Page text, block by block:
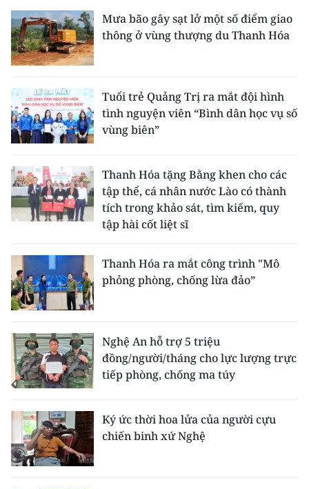
Mưa bão gây sạt lở một số điểm giao
thông ở vùng thượng du Thanh Hóa
Tuổi trẻ Quảng Trị ra mắt đội hình
tình nguyện viên “Bình dân học vụ số
vùng biên”
Thanh Hóa tặng Bằng khen cho các
tập thể, cá nhân nước Lào có thành
tích trong khảo sát, tìm kiếm, quy
tập hài cốt liệt sĩ
Thanh Hóa ra mắt công trình "Mô
phỏng phòng, chống lừa đảo”
Nghệ An hỗ trợ 5 triệu
đồng/người/tháng cho lực lượng trực
tiếp phòng, chống ma túy
Ký ức thời hoa lửa của người cựu
chiến binh xứ Nghệ